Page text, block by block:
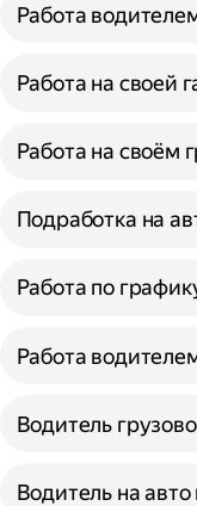
Работа
Работа на своей
Работа на своём
Подработка на
Работа по
Работа
Водитель
Водитель на